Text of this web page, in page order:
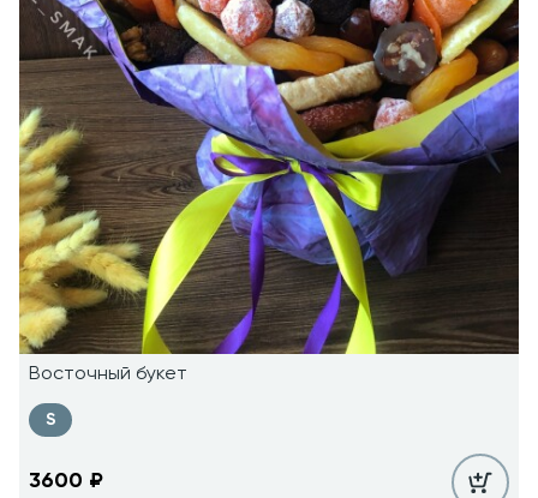
Восточный букет
S
3600 ₽